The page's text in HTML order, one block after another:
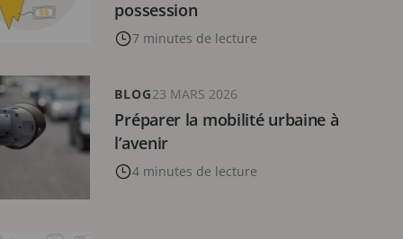
possession
7 minutes de lecture
Préparer la mobilité urbaine à
l’avenir
4 minutes de lecture
BLOG23 MARS 2026